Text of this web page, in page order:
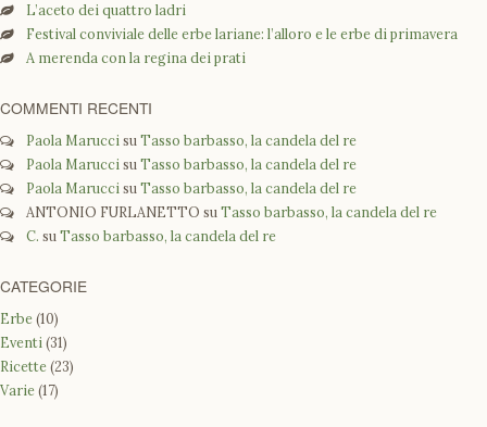
L’aceto dei quattro ladri
Festival conviviale delle erbe lariane: l’alloro e le erbe di primavera
A merenda con la regina dei prati
COMMENTI RECENTI
Paola Marucci su Tasso barbasso, la candela del re
Paola Marucci su Tasso barbasso, la candela del re
Paola Marucci su Tasso barbasso, la candela del re
ANTONIO FURLANETTO su Tasso barbasso, la candela del re
C. su Tasso barbasso, la candela del re
CATEGORIE
Erbe(10)
Eventi (31)
Ricette(23)
Varie(17)